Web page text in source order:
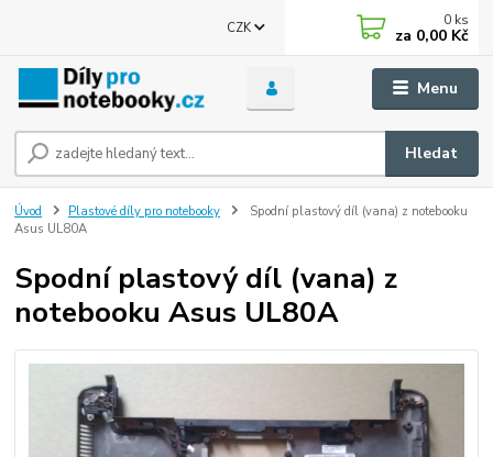
Menu
CZK
Hledat
0 ks
za 0,00 Kč
Úvod Plastové díly pro notebooky
Spodní plastový díl (vana) z notebooku
Asus UL80A
Spodní plastový díl (vana) z
notebooku Asus UL80A